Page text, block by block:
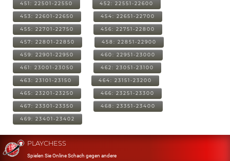
451: 22501-22550 452: 22551-22600
453: 22601-22650 454: 22651-22700
455: 22701-22750 456: 22751-22800
457: 22801-22850 458: 22851-22900
459: 22901-22950 460: 22951-23000
461: 23001-23050 462: 23051-23100
463: 23101-23150 464: 23151-23200
465: 23201-23250 466: 23251-23300
467: 23301-23350 468: 23351-23400
469: 23401-23402
PLAYCHESS
Spielen Sie Online Schach gegen andere